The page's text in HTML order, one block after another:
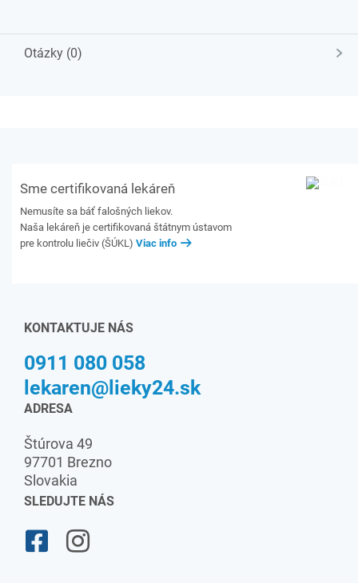
Otázky (0)
Sme certifikovaná lekáreň
Nemusíte sa báť falošných liekov.
Naša lekáreň je certifikovaná štátnym ústavom
pre kontrolu liečiv (ŠÚKL) Viac info
KONTAKTUJE NÁS
0911 080 058
lekaren@lieky24.sk
ADRESA
Štúrova 49
97701 Brezno
Slovakia
SLEDUJTE NÁS